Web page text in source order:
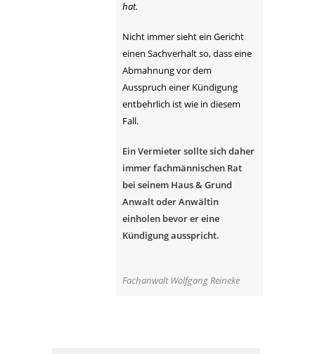
hat.
Nicht immer sieht ein Gericht
einen Sachverhalt so, dass eine
Abmahnung vor dem
Ausspruch einer Kündigung
entbehrlich ist wie in diesem
Fall.
Ein Vermieter sollte sich daher
immer fachmännischen Rat
bei seinem Haus & Grund
Anwalt oder Anwältin
einholen bevor er eine
Kündigung ausspricht.
Fachanwalt Wolfgang Reineke